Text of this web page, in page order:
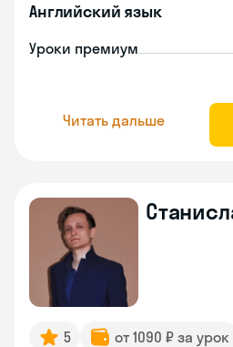
Английский язык
Уроки премиум
Читать дальше
5 от 1090 ₽ за урок